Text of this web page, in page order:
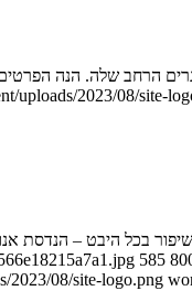
הרחב שלה. הנה
uploads/2023/08/site-
585
2023/08/site-logo.png